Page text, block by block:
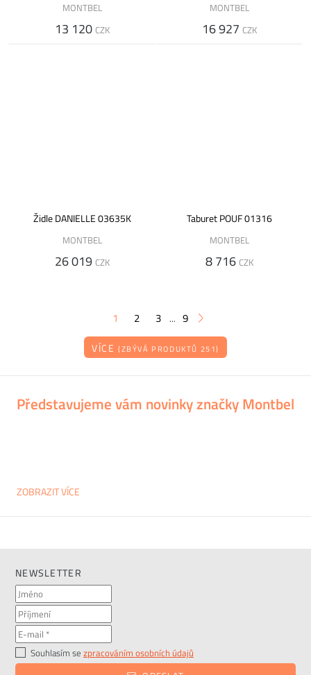
MONTBEL
13 120 CZK
MONTBEL
16 927 CZK
Židle DANIELLE 03635K
MONTBEL
26 019 CZK
Taburet POUF 01316
MONTBEL
8 716 CZK
1 2 3 ... 9
VÍCE (ZBÝVÁ PRODUKTŮ 251)
Představujeme vám novinky značky Montbel
ZOBRAZIT VÍCE
NEWSLETTER
Souhlasím se zpracováním osobních údajů